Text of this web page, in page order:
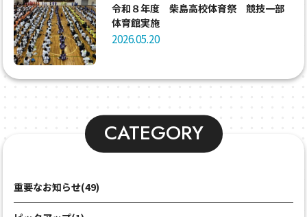
令和８年度 柴島高校体育祭 競技一部
体育館実施
2026.05.20
CATEGORY
重要なお知らせ(49)